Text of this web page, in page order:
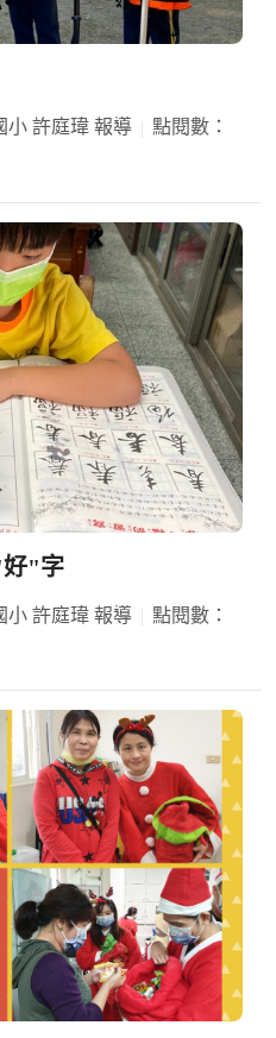
小 許庭瑋 報導
點閱數：
好"字
小 許庭瑋 報導
點閱數：